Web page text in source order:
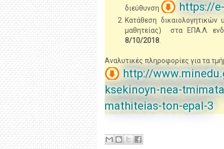
διεύθυνση
https://
Κατάθεση
μαθητείας) στα ΕΠΑ.Λ.
8/10/2018
Αναλυτικές πληροφορίες για τα
http://
ksekinoyn-nea-
mathiteias-ton-epal-3